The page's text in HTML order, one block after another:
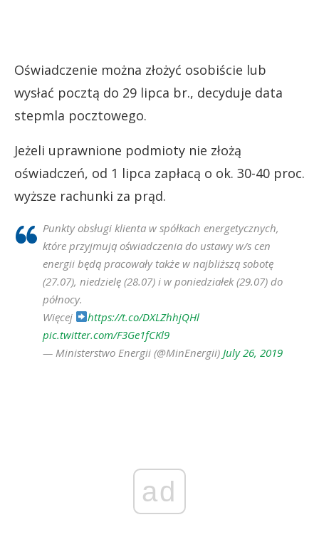
Oświadczenie można złożyć osobiście lub
wysłać pocztą do 29 lipca br., decyduje data
stepmla pocztowego.
Jeżeli uprawnione podmioty nie złożą
oświadczeń, od 1 lipca zapłacą o ok. 30-40 proc.
wyższe rachunki za prąd.
Punkty obsługi klienta w spółkach energetycznych,
które przyjmują oświadczenia do ustawy w/s cen
energii będą pracowały także w najbliższą sobotę
(27.07), niedzielę (28.07) i w poniedziałek (29.07) do
północy.
Więcej
https://t.co/DXLZhhjQHl
pic.twitter.com/F3Ge1fCKl9
— Ministerstwo Energii (@MinEnergii) July 26, 2019
ad